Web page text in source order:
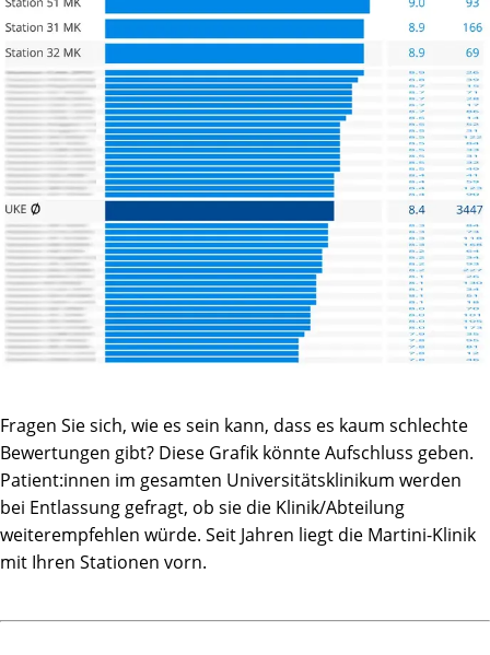
Fragen Sie sich, wie es sein kann, dass es kaum schlechte
Bewertungen gibt? Diese Grafik könnte Aufschluss geben.
Patient:innen im gesamten Universitätsklinikum werden
bei Entlassung gefragt, ob sie die Klinik/Abteilung
weiterempfehlen würde. Seit Jahren liegt die Martini-Klinik
mit Ihren Stationen vorn.